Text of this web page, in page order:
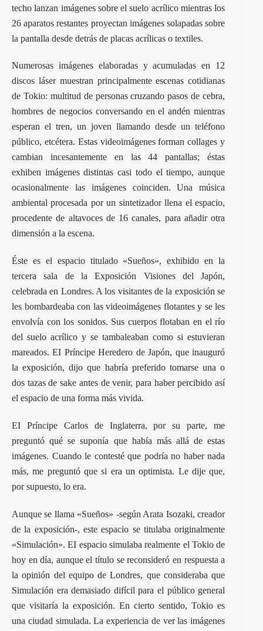
techo lanzan imágenes sobre el suelo acrílico mientras los
26 aparatos restantes proyectan imágenes solapadas sobre
la pantalla desde detrás de placas acrílicas o textiles.
Numerosas imágenes elaboradas y acumuladas en 12
discos láser muestran principalmente escenas cotidianas
de Tokio: multitud de personas cruzando pasos de cebra,
hombres de negocios conversando en el andén mientras
esperan el tren, un joven llamando desde un teléfono
público, etcétera. Estas videoimágenes forman collages y
cambian incesantemente en las 44 pantallas; éstas
exhiben imágenes distintas casi todo el tiempo, aunque
ocasionalmente las imágenes coinciden. Una música
ambiental procesada por un sintetizador llena el espacio,
procedente de altavoces de 16 canales, para añadir otra
dimensión a la escena.
Éste es el espacio titulado «Sueños», exhibido en la
tercera sala de la Exposición Visiones del Japón,
celebrada en Londres. A los visitantes de la exposición se
les bombardeaba con las videoimágenes flotantes y se les
envolvía con los sonidos. Sus cuerpos flotaban en el río
del suelo acrílico y se tambaleaban como si estuvieran
mareados. EI Príncipe Heredero de Japón, que inauguró
la exposición, dijo que habría preferido tomarse una o
dos tazas de sake antes de venir, para haber percibido así
el espacio de una forma más vivida.
EI Príncipe Carlos de Inglaterra, por su parte, me
preguntó qué se suponía que había más allá de estas
imágenes. Cuando le contesté que podría no haber nada
más, me preguntó que si era un optimista. Le dije que,
por supuesto, lo era.
Aunque se llama «Sueños» -según Arata Isozaki, creador
de la exposición-, este espacio se titulaba originalmente
«Simulación». EI espacio simulaba realmente el Tokio de
hoy en día, aunque el título se reconsideró en respuesta a
la opinión del equipo de Londres, que consideraba que
Simulación era demasiado difícil para el público general
que visitaría la exposición. En cierto sentido, Tokio es
una ciudad simulada. La experiencia de ver las imágenes